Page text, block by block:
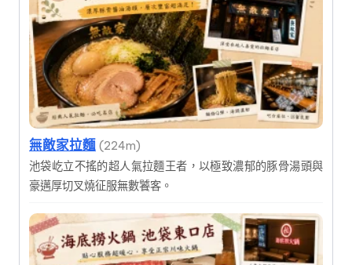
無敵家拉麵 (224m)
池袋屹立不搖的超人氣拉麵王者，以極致濃郁的豚骨湯頭與
豪邁厚切叉燒征服無數饕客。